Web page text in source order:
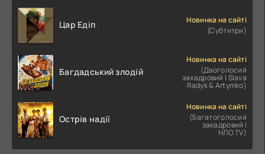
Цар Едіп
Новинка на сайті
(Субтитри)
Багдадський злодій
Новинка на сайті
(Двоголосий
закадровий | Slava
Radyk & Artymko)
Острів надії
Новинка на сайті
(Багатоголосий
закадровий |
НЛО.TV)